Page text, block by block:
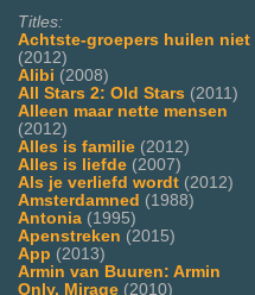
Titles:
Achtste-groepers huilen niet
(2012)
Alibi (2008)
All Stars 2: Old Stars (2011)
Alleen maar nette mensen
(2012)
Alles is familie (2012)
Alles is liefde (2007)
Als je verliefd wordt (2012)
Amsterdamned (1988)
Antonia (1995)
Apenstreken (2015)
App (2013)
Armin van Buuren: Armin
Only, Mirage (2010)